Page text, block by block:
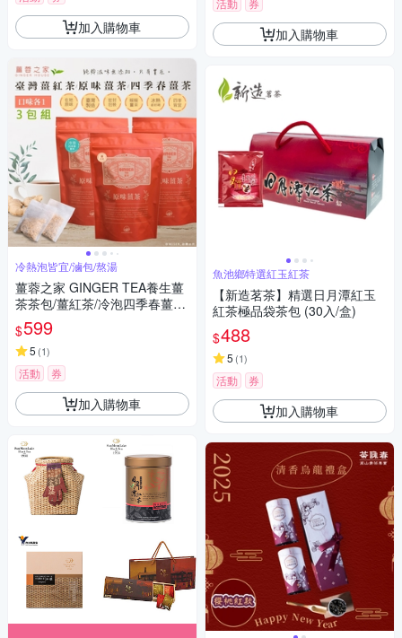
加入購物車
冷熱泡皆宜/滷包/熬湯
薑蓉之家 GINGER TEA養生薑
茶茶包/薑紅茶/冷泡四季春薑茶
*60入(20入*3包)
$599
5 (1)
活動 券
加入購物車
活動 券
加入購物車
魚池鄉特選紅玉紅茶
【新造茗茶】精選日月潭紅玉
紅茶極品袋茶包 (30入/盒)
$488
5 (1)
活動 券
加入購物車